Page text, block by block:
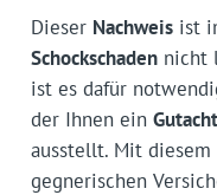
Dieser Nachweisist
Schockschadennicht
ist es dafür
der Ihnen ein
ausstellt. Mit
gegnerischen